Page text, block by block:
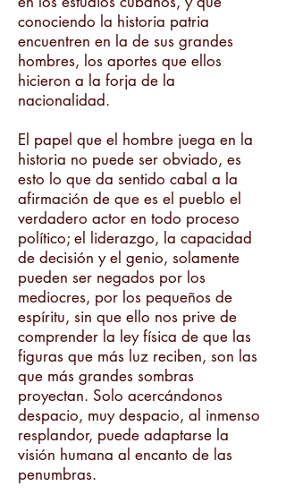
conociendo la historia patria
encuentren en la de sus grandes
hombres, los aportes que ellos
hicieron a la forja de la
nacionalidad.
El papel que el hombre juega en la
historia no puede ser obviado, es
esto lo que da sentido cabal a la
afirmación de que es el pueblo el
verdadero actor en todo proceso
político; el liderazgo, la capacidad
de decisión y el genio, solamente
pueden ser negados por los
mediocres, por los pequeños de
espíritu, sin que ello nos prive de
comprender la ley física de que las
figuras que más luz reciben, son las
que más grandes sombras
proyectan. Solo acercándonos
despacio, muy despacio, al inmenso
resplandor, puede adaptarse la
visión humana al encanto de las
penumbras.